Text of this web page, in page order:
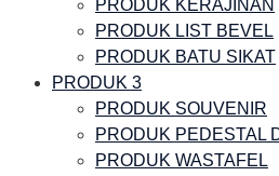
PRODUK KERAJINAN
PRODUK LIST BEVEL
PRODUK BATU SIKAT
PRODUK 3
PRODUK SOUVENIR
PRODUK PEDESTAL
PRODUK WASTAFEL